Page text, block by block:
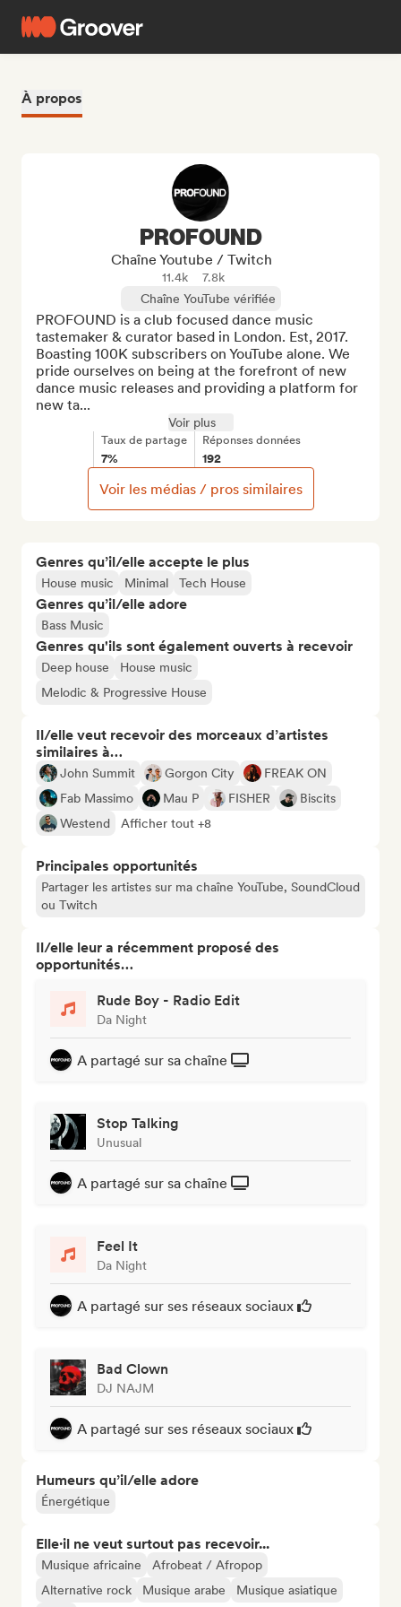
À propos
Genres qu’il/elle accepte le plus
House music Minimal Tech House
Genres qu’il/elle adore
Bass Music
Genres qu'ils sont également ouverts à recevoir
Deep house
House music
Melodic & Progressive House
Il/elle veut recevoir des morceaux d’artistes
similaires à…
John Summit Gorgon City
FREAK ON
Fab Massimo
Mau P FISHER
Biscits
Westend
Afficher tout +8
Principales opportunités
Partager les artistes sur ma chaîne YouTube, SoundCloud
ou Twitch
Il/elle leur a récemment proposé des
opportunités…
Rude Boy - Radio Edit
Da Night
A partagé sur sa chaîne
Stop Talking
Unusual
A partagé sur sa chaîne
Feel It
Da Night
A partagé sur ses réseaux sociaux
Bad Clown
DJ NAJM
A partagé sur ses réseaux sociaux
Humeurs qu’il/elle adore
Énergétique
Elle·il ne veut surtout pas recevoir...
Musique africaine
Afrobeat / Afropop
Alternative rock
Musique arabe Musique asiatique
PROFOUND
Chaîne Youtube / Twitch
11.4k
7.8k
Chaîne YouTube vérifiée
PROFOUND is a club focused dance music
tastemaker & curator based in London. Est, 2017.
Boasting 100K subscribers on YouTube alone. We
pride ourselves on being at the forefront of new
dance music releases and providing a platform for
new ta...
Voir plus
Taux de partage
7%
Réponses données
192
Voir les médias / pros similaires